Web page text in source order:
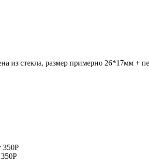
из стекла, размер примерно 26*17мм +
350Р